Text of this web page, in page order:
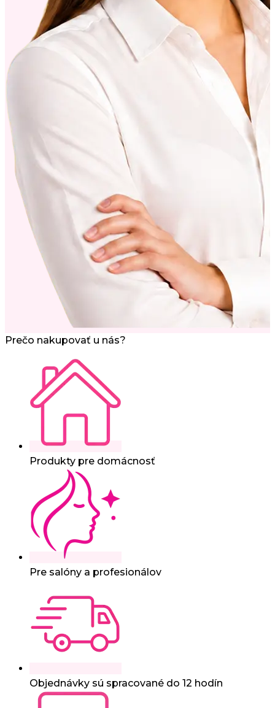
Prečo nakupovať u nás?
Produkty pre domácnosť
Pre salóny a profesionálov
Objednávky sú spracované do 12 hodín